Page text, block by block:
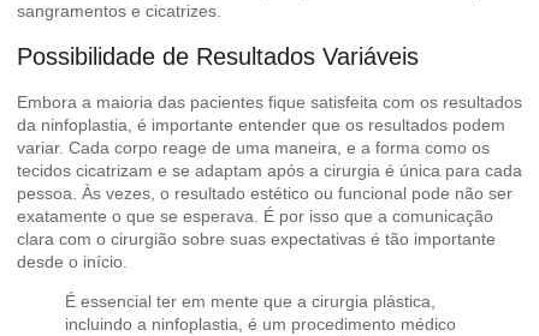
sangramentos e cicatrizes.
Possibilidade de Resultados Variáveis
Embora a maioria das pacientes fique satisfeita com os resultados
da ninfoplastia, é importante entender que os resultados podem
variar. Cada corpo reage de uma maneira, e a forma como os
tecidos cicatrizam e se adaptam após a cirurgia é única para cada
pessoa. Às vezes, o resultado estético ou funcional pode não ser
exatamente o que se esperava. É por isso que a comunicação
clara com o cirurgião sobre suas expectativas é tão importante
desde o início.
É essencial ter em mente que a cirurgia plástica,
incluindo a ninfoplastia, é um procedimento médico